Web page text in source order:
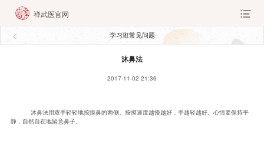
禅武医官网
学习班常见问题
沐鼻法
2017-11-02 21:36
沐鼻法用双手轻轻地按摸鼻的两侧。按摸速度越慢越好，手越轻越好。心情要保持平
静，自然自在地留意鼻子。